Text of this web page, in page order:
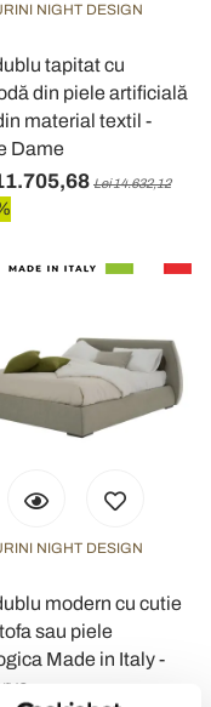
NIGHT DESIGN
tapitat cu
din piele artificială
material textil -
Dame
Lei 14.632,12
NIGHT DESIGN
modern cu cutie
sau piele
Made in Italy -